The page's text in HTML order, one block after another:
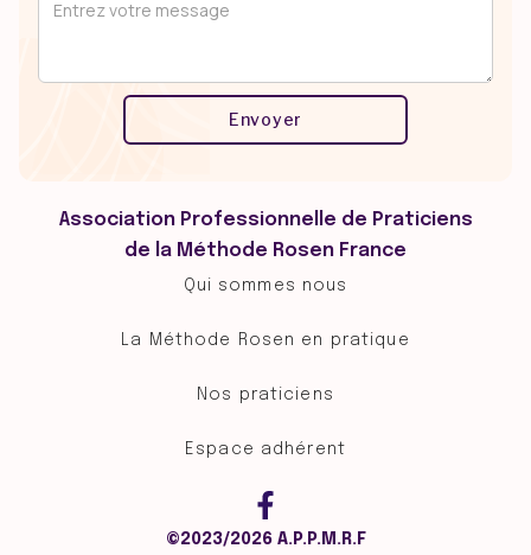
Association Professionnelle de Praticiens
de la Méthode Rosen France
Qui sommes nous
La Méthode Rosen en pratique
Nos praticiens
Espace adhérent
©2023/2026 A.P.P.M.R.F